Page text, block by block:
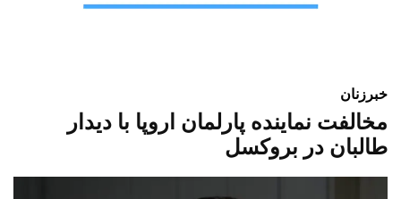
خبر زنان
مخالفت نماینده پارلمان اروپا با دیدار
طالبان در بروکسل